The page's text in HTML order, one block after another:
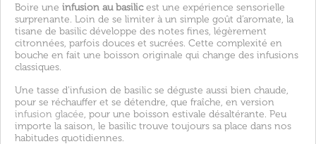
Boire une infusion au basilicest une expérience sensorielle
surprenante. Loin de se limiter à un simple goût d’aromate, la
tisane de basilic développe des notes fines, légèrement
citronnées, parfois douces et sucrées. Cette complexité en
bouche en fait une boisson originale qui change des infusions
classiques.
Une tasse d’infusion de basilic se déguste aussi bien chaude,
pour se réchauffer et se détendre, que fraîche, en version
infusion glacée, pour une boisson estivale désaltérante. Peu
importe la saison, le basilic trouve toujours sa place dans nos
habitudes quotidiennes.